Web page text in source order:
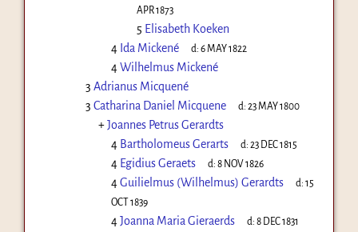
APR 1873
5 Elisabeth Koeken
4 Ida Mickené d:6 MAY 1822
4Wilhelmus Mickené
3 Adrianus Micquené
3 Catharina Daniel Micquene d:23 MAY 1800
+Joannes Petrus Gerardts
4 Bartholomeus Gerarts d:23 DEC 1815
4 Egidius Geraets d:8 NOV 1826
4Guilielmus (Wilhelmus) Gerardts d:15
OCT 1839
4Joanna Maria Gieraerds d:8 DEC 1831